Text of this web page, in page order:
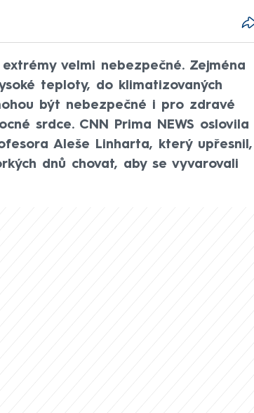
velmi nebezpečné. Zejména
teploty, do klimatizovaných
být nebezpečné i pro zdravé
srdce. CNN Prima NEWS oslovila
Aleše Linharta, který upřesnil,
dnů chovat, aby se vyvarovali